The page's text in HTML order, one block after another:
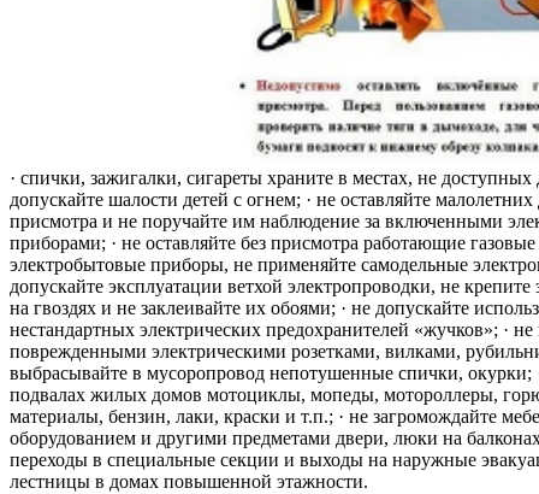
· спички, зажигалки, сигареты храните в местах, не доступных
допускайте шалости детей с огнем; · не оставляйте малолетних
присмотра и не поручайте им наблюдение за включенными
приборами; · не оставляйте без присмотра работающие
электробытовые приборы, не применяйте самодельные
допускайте эксплуатации ветхой электропроводки, не крепите
на гвоздях и не заклеивайте их обоями; · не допускайте
нестандартных электрических предохранителей «жучков»; · не
поврежденными электрическими розетками, вилками,
выбрасывайте в мусоропровод непотушенные спички, окурки;
подвалах жилых домов мотоциклы, мопеды, мотороллеры,
материалы, бензин, лаки, краски и т.п.; · не загромождайте
оборудованием и другими предметами двери, люки на
переходы в специальные секции и выходы на наружные
лестницы в домах повышенной этажности.